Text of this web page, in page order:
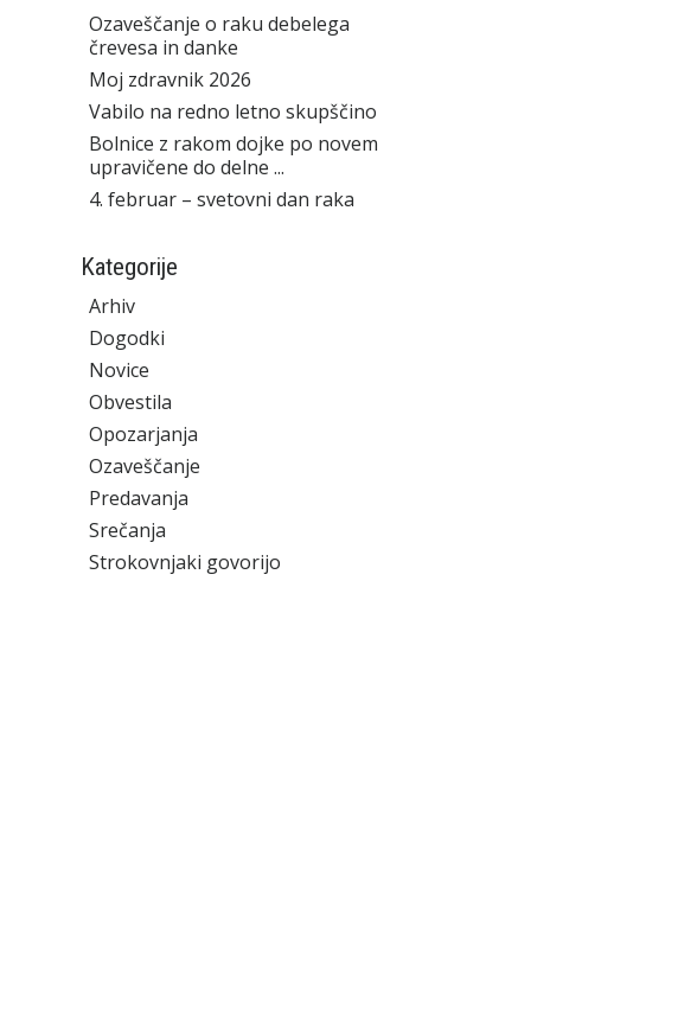
Ozaveščanje o raku debelega
črevesa in danke
Moj zdravnik 2026
Vabilo na redno letno skupščino
Bolnice z rakom dojke po novem
upravičene do delne ...
4. februar – svetovni dan raka
Kategorije
Arhiv
Dogodki
Novice
Obvestila
Opozarjanja
Ozaveščanje
Predavanja
Srečanja
Strokovnjaki govorijo